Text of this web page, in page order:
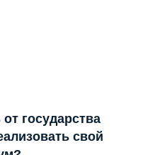
государства
свой